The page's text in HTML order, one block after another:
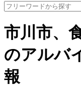
市川市、
のアルバ
報